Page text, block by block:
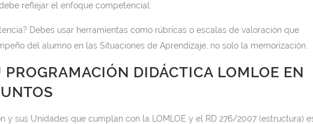
reflejar el enfoque competencial:
Debes usar herramientas como rúbricas o escalas de valoración que
del alumno en las Situaciones de Aprendizaje, no solo la memorización.
PROGRAMACIÓN DIDÁCTICA LOMLOE EN
y sus Unidades que cumplan con la LOMLOE y el RD 276/2007 (estructura)